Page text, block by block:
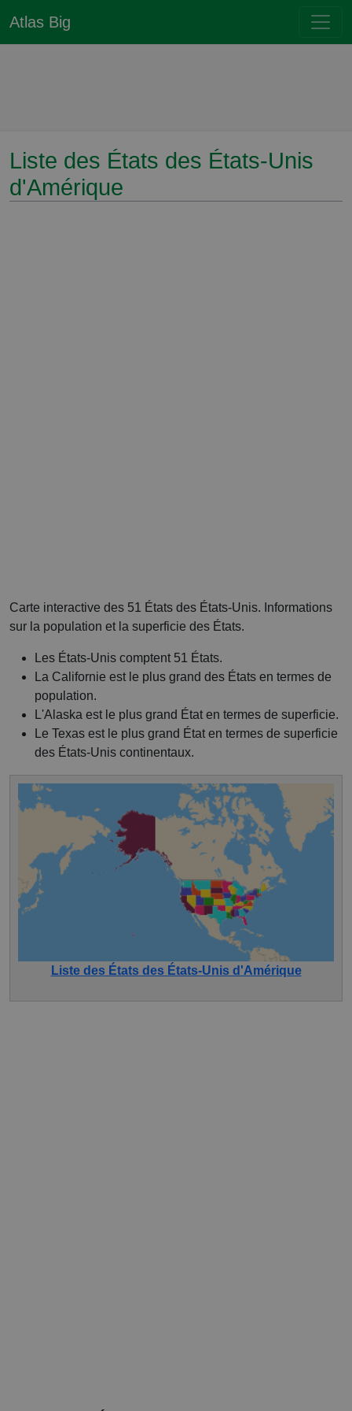
Atlas Big
Liste des États des États-Unis
d'Amérique
Carte interactive des 51 États des États-Unis. Informations
sur la population et la superficie des États.
Les États-Unis comptent 51 États.
La Californie est le plus grand des États en termes de
population.
L'Alaska est le plus grand État en termes de superficie.
Le Texas est le plus grand État en termes de superficie
des États-Unis continentaux.
Liste des États des États-Unis d'Amérique